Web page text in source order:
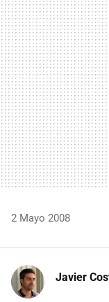
MAIL
2 Mayo 2008
Javier